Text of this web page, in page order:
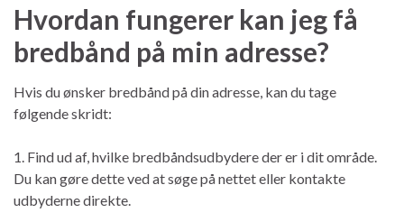
Hvordan fungerer kan jeg få
bredbånd på min adresse?
Hvis du ønsker bredbånd på din adresse, kan du tage
følgende skridt:
1. Find ud af, hvilke bredbåndsudbydere der er i dit område.
Du kan gøre dette ved at søge på nettet eller kontakte
udbyderne direkte.